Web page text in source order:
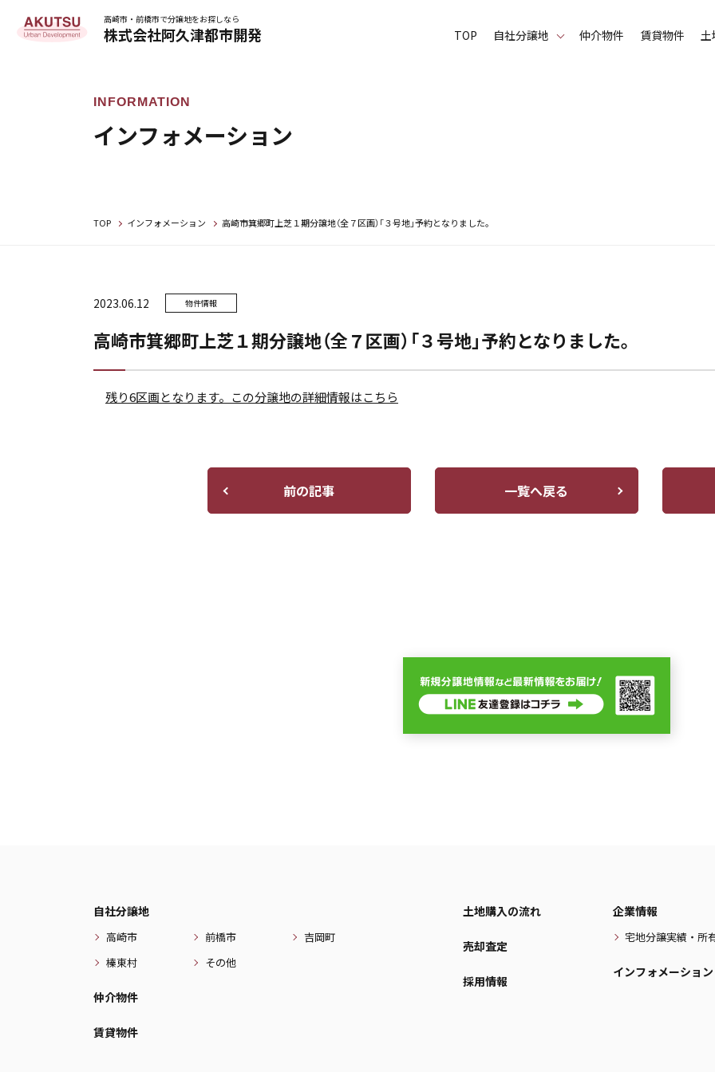
高崎市・前橋市で分譲地をお探しなら
株式会社阿久津都市開発 TOP ⾃社分譲地 仲介物件 賃貸物件 土
インフォメーション
TOP インフォメーション 高崎市箕郷町上芝１期分譲地（全７区画）「３号地」予約となりました。
2023.06.12 物件情報
高崎市箕郷町上芝１期分譲地（全７区画）「３号地」予約となりました。
残り6区画となります。この分譲地の詳細情報はこちら
前の記事 一覧へ戻る
自社分譲地
高崎市 前橋市
吉岡町
榛東村
その他
仲介物件
賃貸物件
土地購入の流れ
売却査定
採用情報
企業情報
宅地分譲実績・所
インフォメーション